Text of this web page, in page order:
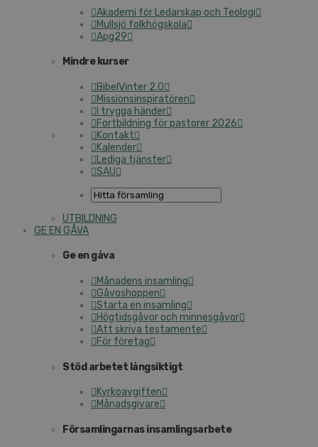
Akademi för Ledarskap och Teologi
Mullsjö folkhögskola
Apg29
Mindre kurser
BibelVinter 2.0
Missionsinspiratören
I trygga händer
Fortbildning för pastorer 2026
Kontakt
Kalender
Lediga tjänster
SAU
UTBILDNING
GE EN GÅVA
Ge en gåva
Månadens insamling
Gåvoshoppen
Starta en insamling
Högtidsgåvor och minnesgåvor
Att skriva testamente
För företag
Stöd arbetet långsiktigt
Kyrkoavgiften
Månadsgivare
Församlingarnas insamlingsarbete